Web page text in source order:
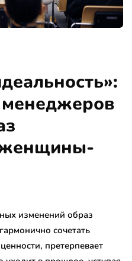
женщины-
изменений образ
сочетать
претерпевает